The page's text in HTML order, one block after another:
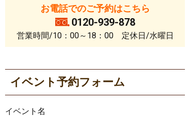
お電話でのご予約はこちら
0120-939-878
営業時間/10：00～18：00 定休日/水曜日
イベント予約フォーム
イベント名